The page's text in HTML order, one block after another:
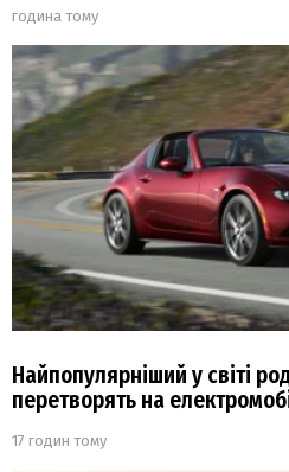
година тому
Найпопулярніший у світі
перетворять на
17 годин тому